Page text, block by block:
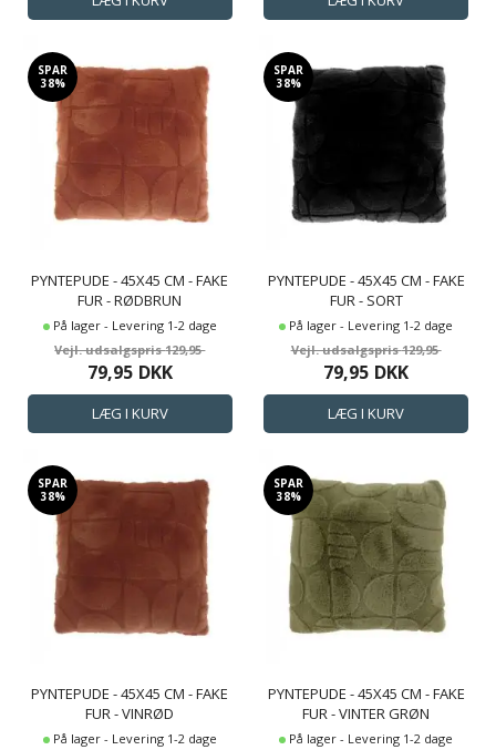
SPAR
38%
PYNTEPUDE - 45X45 CM - FAKE
FUR - RØDBRUN
På lager - Levering 1-2 dage
129,95
79,95 DKK
SPAR
38%
PYNTEPUDE - 45X45 CM - FAKE
FUR - SORT
På lager - Levering 1-2 dage
129,95
79,95 DKK
SPAR
38%
PYNTEPUDE - 45X45 CM - FAKE
FUR - VINRØD
På lager - Levering 1-2 dage
SPAR
38%
PYNTEPUDE - 45X45 CM - FAKE
FUR - VINTER GRØN
På lager - Levering 1-2 dage